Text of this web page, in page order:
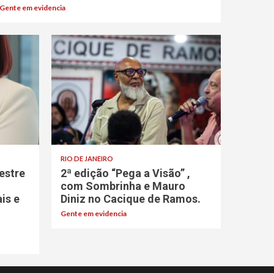
Gente em evidencia
e
RIO DE JANEIRO
2ª edição “Pega a Visão” ,
com Sombrinha e Mauro
Diniz no Cacique de Ramos.
Gente em evidencia